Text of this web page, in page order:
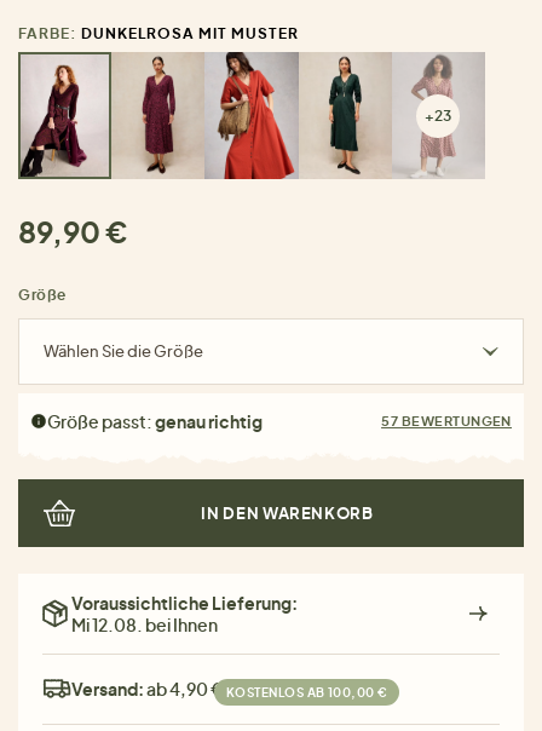
FARBE: DUNKELROSA MIT MUSTER
+23
89,90 €
Größe
Wählen Sie die Größe
Größe passt:genau richtig 57 BEWERTUNGEN
IN DEN WARENKORB
Voraussichtliche Lieferung:
Mi 12.08. bei Ihnen
Versand:ab 4,90 € KOSTENLOS AB 100,00 €